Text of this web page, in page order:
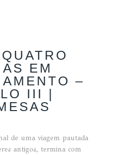
EM
–
III |
de uma viagem pautada
antigos, termina com